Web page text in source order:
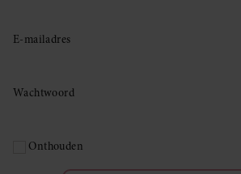
E-mailadres
Wachtwoord
Onthouden